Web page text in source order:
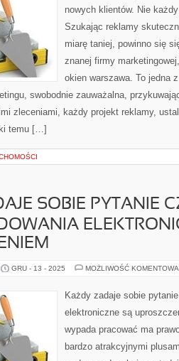
nowych klientów. Nie
Szukając reklamy
miarę taniej, powinno się
znanej firmy
okien warszawa. To jedna
swobodnie zauważalna,
zleceniami, każdy projekt reklamy,
temu […]
SOBIE PYTANIE
GRU - 13 - 2025 MOŻLIWOŚĆ
Każdy zadaje sobie
elektroniczne są
wypada pracować ma
bardzo atrakcyjnymi